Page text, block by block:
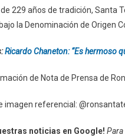
229 años de tradición, Santa
la Denominación de Origen
Ricardo Chaneton: “Es hermoso
de Nota de Prensa de
imagen referencial:
noticias en Google!